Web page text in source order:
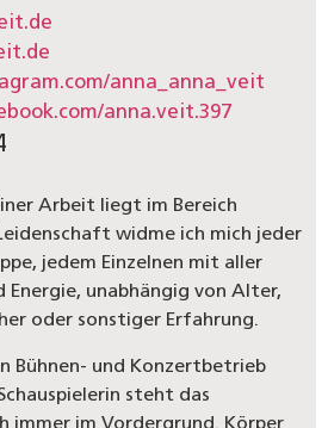
anna_anna_veit
anna.veit.397
Arbeit liegt im Bereich
widme ich mich jeder
jedem Einzelnen mit aller
unabhängig von Alter,
oder sonstiger Erfahrung.
Bühnen- und Konzertbetrieb
steht das
immer im Vordergrund. Körper